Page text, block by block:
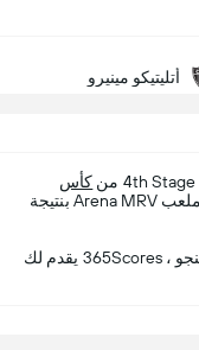
أتليتيكو مينيرو
كأس
، في الأربعاء، ٦ أغسطس ٢٠٢٥، على ملعب Arena MRV بنتيجة
وإذا فاتك أفضل لحظات أتليتيكو مينيرو ضد فلامنجو ، 365Scores يقدم لك